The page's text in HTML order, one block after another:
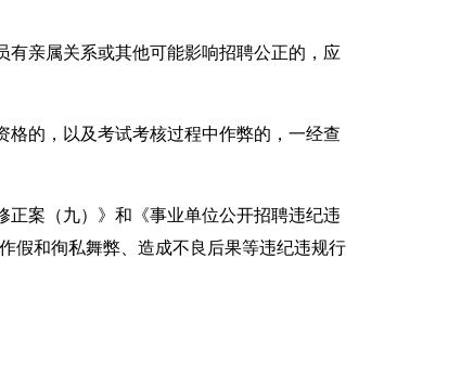
亲属关系或其他可能影响招聘公正的，应
的，以及考试考核过程中作弊的，一经查
案（九）》和《事业单位公开招聘违纪违
假和徇私舞弊、造成不良后果等违纪违规行